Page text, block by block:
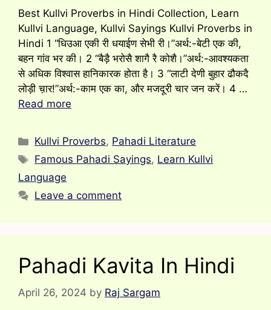
Best Kullvi Proverbs in Hindi Collection, Learn
Kullvi Language, Kullvi Sayings Kullvi Proverbs in
Hindi 1 “धिउआ एकी री धयाईण सेभी री।”अर्थ:-बेटी एक की,
बहन गांव भर की। 2 “बैड़ै भरोसै शागै रै कोशै।”अर्थ:-आवश्यकता
से अधिक विश्वास हानिकारक होता है। 3 “लाटी देणी बुहार ढौकदै
लोड़ी च़ार!”अर्थ:-काम एक का, और मजदूरी चार जन करें। 4 …
Read more
Categories
Kullvi Proverbs, Pahadi Literature
Tags
Famous Pahadi Sayings, Learn Kullvi
Language
Leave a comment
Pahadi Kavita In Hindi
April 26, 2024 by Raj Sargam